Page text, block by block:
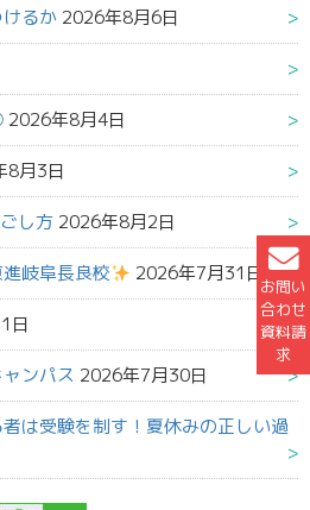
お問い
合わせ
資料請
求
るか 2026年8月6日
2026年8月4日
8月3日
し方 2026年8月2日
岐阜長良校 2026年7月31日
日
ンパス 2026年7月30日
者は受験を制す！夏休みの正しい過